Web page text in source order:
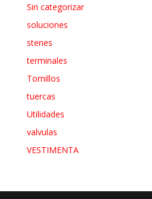
Sin categorizar
soluciones
stenes
terminales
Tornillos
tuercas
Utilidades
valvulas
VESTIMENTA